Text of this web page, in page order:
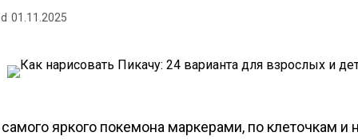
01.11.2025
яркого покемона маркерами, по клеточкам и